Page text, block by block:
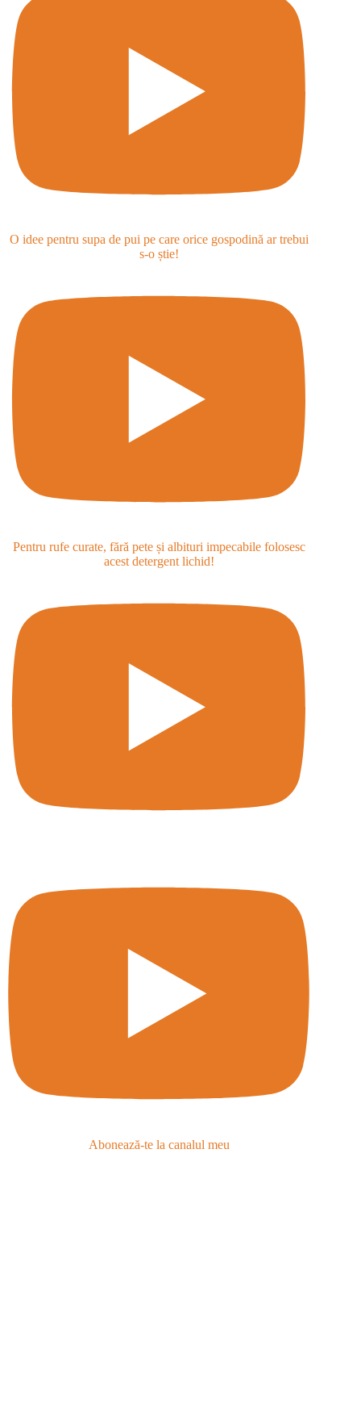
O idee pentru supa de pui pe care orice gospodină ar trebui
s-o știe!
Pentru rufe curate, fără pete și albituri impecabile folosesc
acest detergent lichid!
Abonează-te la canalul meu